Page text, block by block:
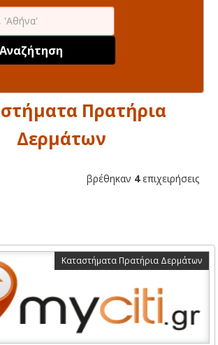
Πρατήρια
Δερμάτων
βρέθηκαν 4επιχειρήσεις
Καταστήματα Πρατήρια Δερμάτων